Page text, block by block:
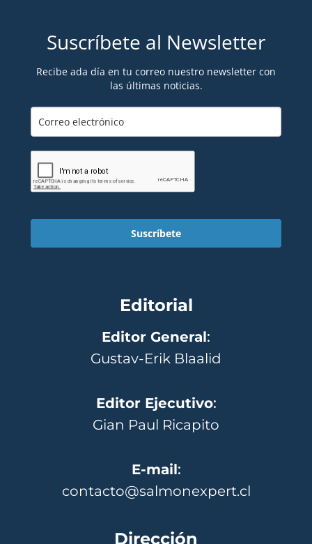
Suscríbete al Newsletter
Recibe ada día en tu correo nuestro newsletter con
las últimas noticias.
Suscríbete
Editorial
Editor General:
Gustav-Erik Blaalid
Editor Ejecutivo:
Gian Paul Ricapito
E-mail:
contacto@salmonexpert.cl
Dirección